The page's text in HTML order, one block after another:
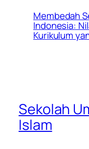
Membedah
Indonesia:
Kurikulum
Sekolah
Islam